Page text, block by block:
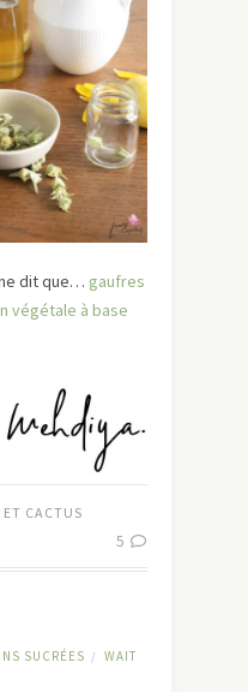
dit que… gaufres
végétale à base
ET CACTUS
5
SUCRÉES /
WAIT